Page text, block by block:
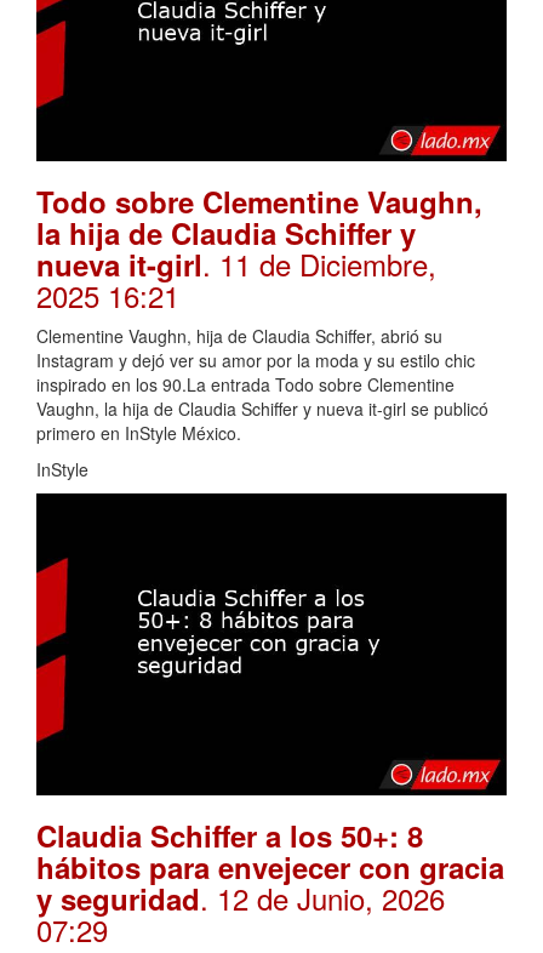
Todo sobre Clementine Vaughn,
la hija de Claudia Schiffer y
nueva it-girl. 11 de Diciembre,
2025 16:21
Clementine Vaughn, hija de Claudia Schiffer, abrió su
Instagram y dejó ver su amor por la moda y su estilo chic
inspirado en los 90.La entrada Todo sobre Clementine
Vaughn, la hija de Claudia Schiffer y nueva it-girl se publicó
primero en InStyle México.
InStyle
Claudia Schiffer a los 50+: 8
hábitos para envejecer con gracia
y seguridad. 12 de Junio, 2026
07:29